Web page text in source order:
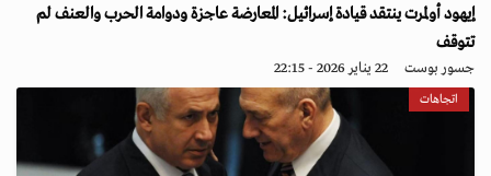
إيهود أولمرت ينتقد قيادة إسرائيل: المعارضة عاجزة ودوامة الحرب والعنف لم
تتوقف
جسور بوست 22 يناير 2026 - 22:15
اتجاهات